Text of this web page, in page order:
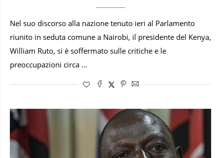
Nel suo discorso alla nazione tenuto ieri al Parlamento
riunito in seduta comune a Nairobi, il presidente del Kenya,
William Ruto, si è soffermato sulle critiche e le
preoccupazioni circa …